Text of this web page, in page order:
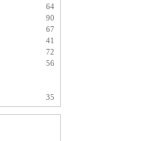
64
90
67
41
72
56
35